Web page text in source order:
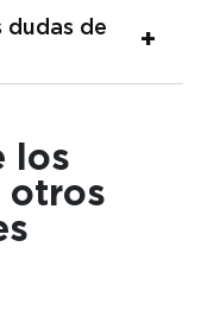
dudas de
los
otros